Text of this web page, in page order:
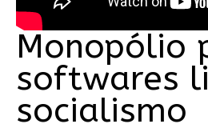
Monopólio
softwares
socialismo